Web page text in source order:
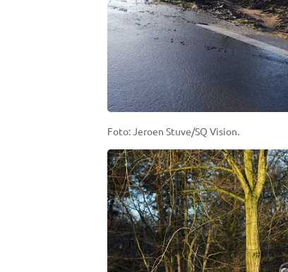
Foto: Jeroen Stuve/SQ Vision.